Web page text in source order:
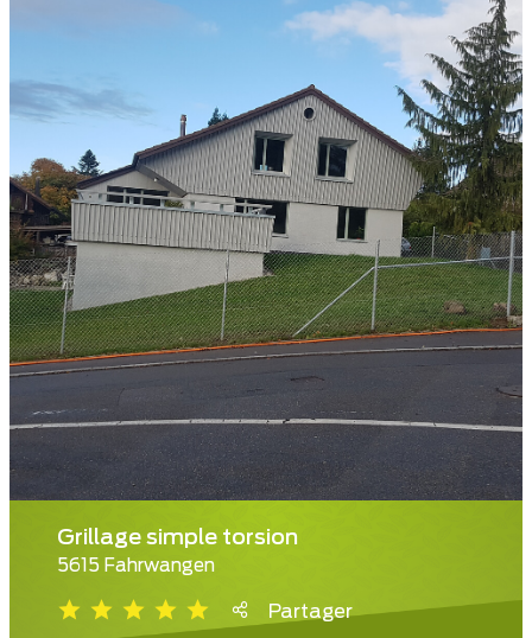
Grillage simple torsion
5615 Fahrwangen
Partager